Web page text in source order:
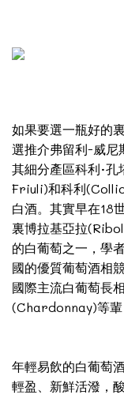
如果要選一瓶好的
選推介弗留利-威
其細分產區科利·
Friuli)和科利
白酒。其實早在18
裏博拉基亞拉
的白葡萄之一，學
國的優質葡萄酒相
國際主流白葡萄長
(Chardonnay)等輩
年輕易飲的白葡萄酒
輕盈、新鮮活潑，